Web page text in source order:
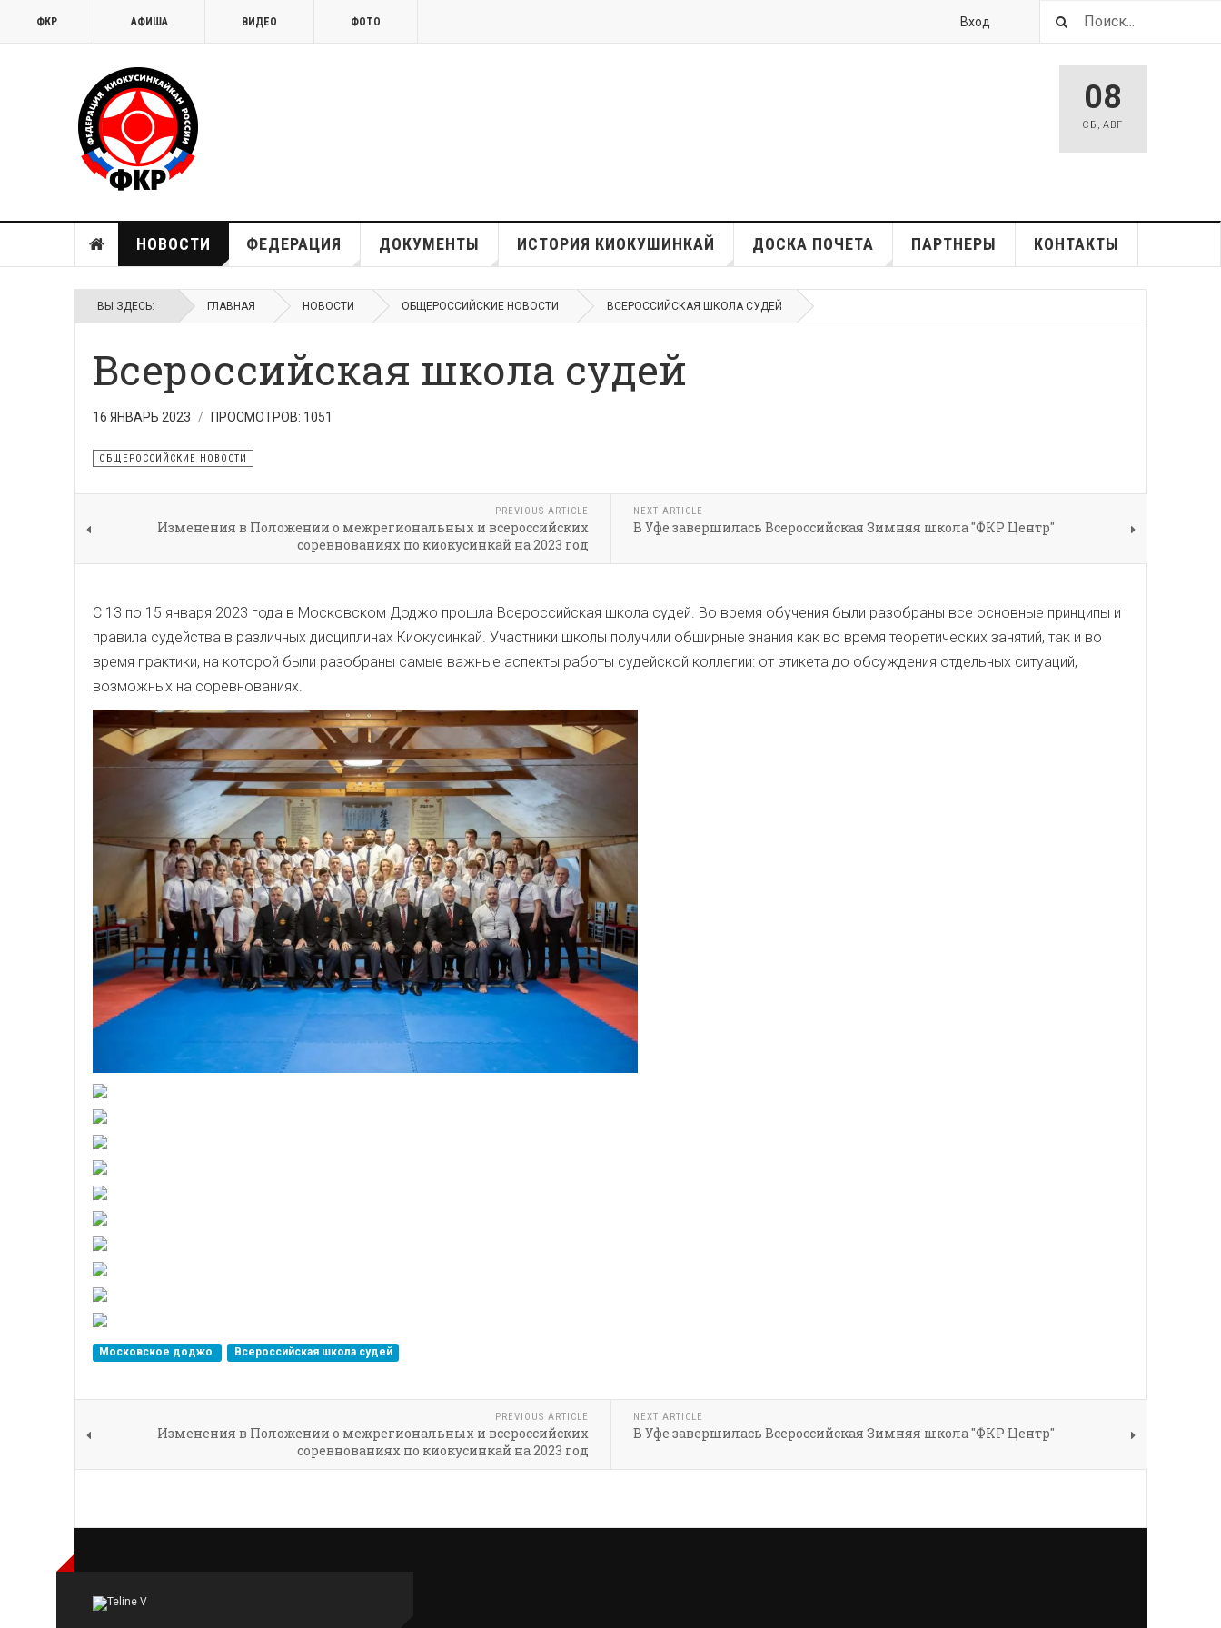
ФКР АФИША ВИДЕО ФОТО Вход
08
СБ ,АВГ
НОВОСТИ ФЕДЕРАЦИЯ ДОКУМЕНТЫ ИСТОРИЯ КИОКУШИНКАЙ ДОСКА ПОЧЕТА ПАРТНЕРЫ КОНТАКТЫ
ВЫ ЗДЕСЬ: ГЛАВНАЯ НОВОСТИ ОБЩЕРОССИЙСКИЕ НОВОСТИ ВСЕРОССИЙСКАЯ ШКОЛА СУДЕЙ
Всероссийская школа судей
16 ЯНВАРЬ 2023 ПРОСМОТРОВ: 1051
ОБЩЕРОССИЙСКИЕ НОВОСТИ
PREVIOUS ARTICLE
Изменения в Положении о межрегиональных и всероссийских
соревнованиях по киокусинкай на 2023 год
NEXT ARTICLE
В Уфе завершилась Всероссийская Зимняя школа "ФКР Центр"
С 13 по 15 января 2023 года в Московском Доджо прошла Всероссийская школа судей. Во время обучения были разобраны все основные принципы и
правила судейства в различных дисциплинах Киокусинкай. Участники школы получили обширные знания как во время теоретических занятий, так и во
время практики, на которой были разобраны самые важные аспекты работы судейской коллегии: от этикета до обсуждения отдельных ситуаций,
возможных на соревнованиях.
Московское доджо Всероссийская школа судей
PREVIOUS ARTICLE
Изменения в Положении о межрегиональных и всероссийских
соревнованиях по киокусинкай на 2023 год
NEXT ARTICLE
В Уфе завершилась Всероссийская Зимняя школа "ФКР Центр"